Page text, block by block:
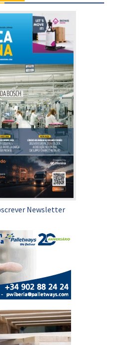
Newsletter